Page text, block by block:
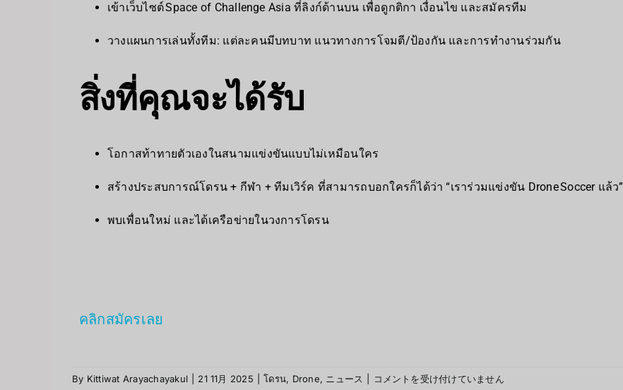
เข้าเว็บไซต์ Space of Challenge Asia ที่ลิงก์ด้านบน เพื่อดูกติกา เงื่อนไข และสมัครทีม
วางแผนการเล่นทั้งทีม: แต่ละคนมีบทบาท แนวทางการโจมตี/ป้องกัน และการทำงานร่วมกัน
สิ่งที่คุณจะได้รับ
โอกาสท้าทายตัวเองในสนามแข่งขันแบบไม่เหมือนใคร
สร้างประสบการณ์โดรน + กีฬา + ทีมเวิร์ค ที่สามารถบอกใครก็ได้ว่า “เราร่วมแข่งขัน Drone Soccer แล้ว”
พบเพื่อนใหม่ และได้เครือข่ายในวงการโดรน
คลิกสมัครเลย
By Kittiwat Arayachayakul 21 11月 2025 โดรน, Drone, ニュース コメントを受け付けていません